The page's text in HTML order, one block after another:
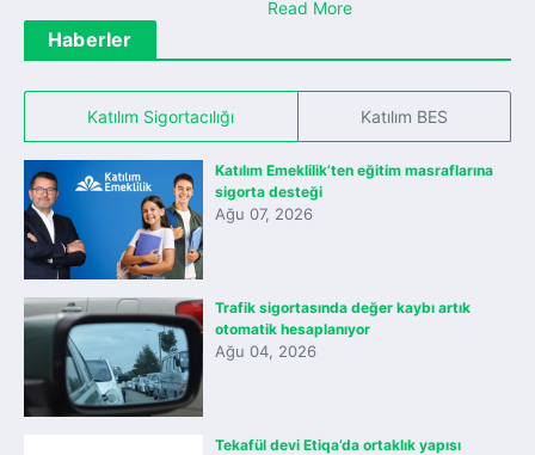
Read More
Haberler
Katılım Sigortacılığı Katılım BES
Katılım Emeklilik’ten eğitim masraflarına
sigorta desteği
Ağu 07, 2026
Trafik sigortasında değer kaybı artık
otomatik hesaplanıyor
Ağu 04, 2026
Tekafül devi Etiqa’da ortaklık yapısı